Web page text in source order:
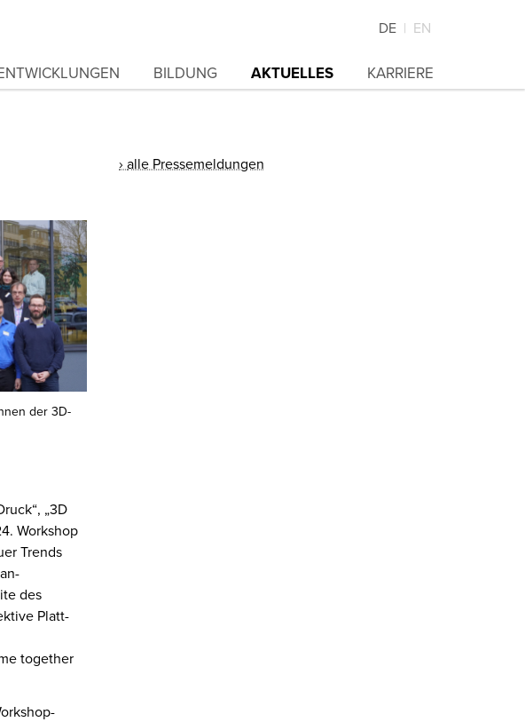
BILDUNG AKTUELLES KARRIERE
DE EN
der 3D-
„3D
Work­shop
Trends
an­
des
Platt­
together
alle Pressemeldungen